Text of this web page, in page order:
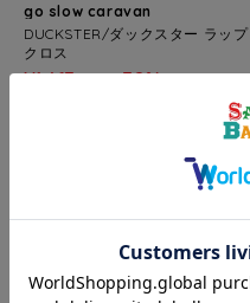
go slow caravan
DUCKSTER/ダックスター ラップ
クロス
¥1,463 30%